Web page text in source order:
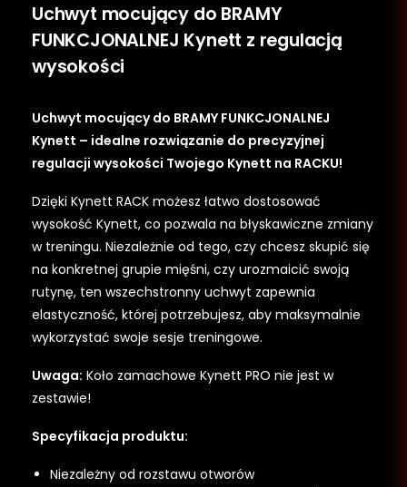
Uchwyt mocujący do BRAMY
FUNKCJONALNEJ Kynett z regulacją
wysokości
Uchwyt mocujący do BRAMY FUNKCJONALNEJ
Kynett – idealne rozwiązanie do precyzyjnej
regulacji wysokości Twojego Kynett na RACKU!
Dzięki Kynett RACK możesz łatwo dostosować
wysokość Kynett, co pozwala na błyskawiczne zmiany
w treningu. Niezależnie od tego, czy chcesz skupić się
na konkretnej grupie mięśni, czy urozmaicić swoją
rutynę, ten wszechstronny uchwyt zapewnia
elastyczność, której potrzebujesz, aby maksymalnie
wykorzystać swoje sesje treningowe.
Uwaga: Koło zamachowe Kynett PRO nie jest w
zestawie!
Specyfikacja produktu:
Niezależny od rozstawu otworów